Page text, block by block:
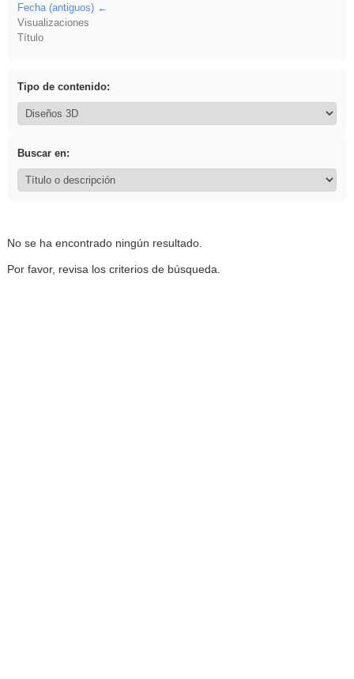
Fecha (antiguos)
Visualizaciones
Título
Tipo de contenido:
Buscar en:
No se ha encontrado ningún resultado.
Por favor, revisa los criterios de búsqueda.